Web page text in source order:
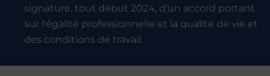
signature, tout début 2024, d'un accord portant
sur l'égalité professionnelle et la qualité de vie et
des conditions de travail.